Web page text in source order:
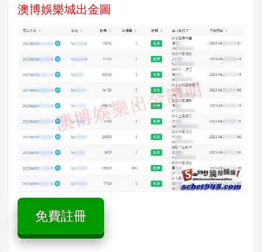
澳博娛樂城出金圖
免費註冊